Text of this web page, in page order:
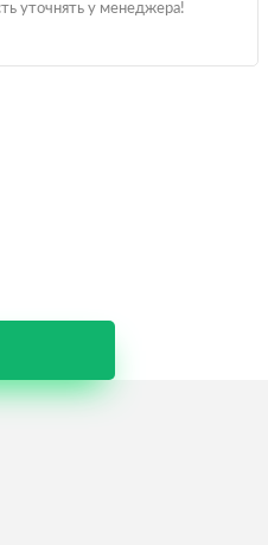
уточнять у менеджера!